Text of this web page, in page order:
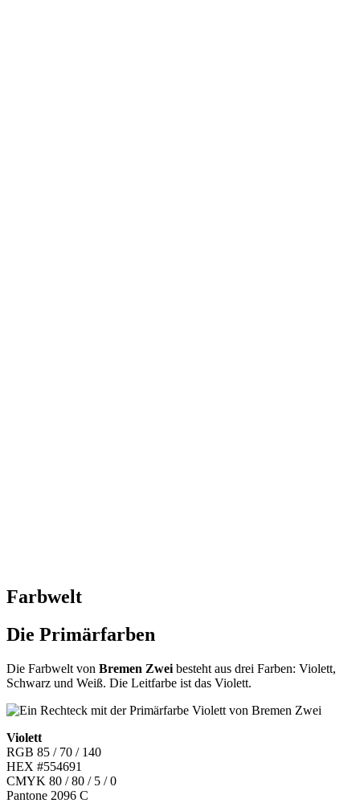
Farbwelt
Die Primärfarben
Die Farbwelt von Bremen Zwei besteht aus drei Farben: Violett,
Schwarz und Weiß. Die Leitfarbe ist das Violett.
Violett
RGB 85 / 70 / 140
HEX #554691
CMYK 80 / 80 / 5 / 0
Pantone 2096 C